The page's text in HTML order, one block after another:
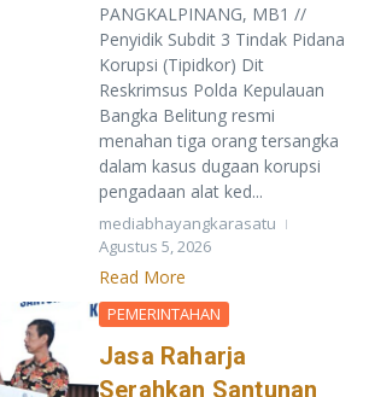
PANGKALPINANG, MB1 //
Penyidik Subdit 3 Tindak Pidana
Korupsi (Tipidkor) Dit
Reskrimsus Polda Kepulauan
Bangka Belitung resmi
menahan tiga orang tersangka
dalam kasus dugaan korupsi
pengadaan alat ked...
mediabhayangkarasatu
Agustus 5, 2026
Read More
PEMERINTAHAN
Jasa Raharja
Serahkan Santunan